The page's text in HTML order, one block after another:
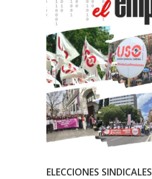
ELECCIONES SINDICALES